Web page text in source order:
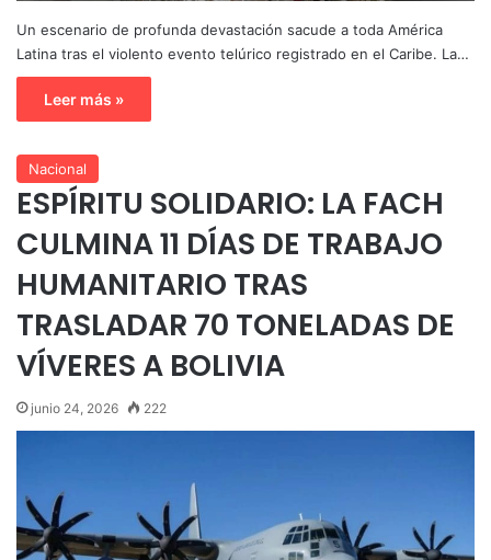
Un escenario de profunda devastación sacude a toda América
Latina tras el violento evento telúrico registrado en el Caribe. La…
Leer más »
Nacional
ESPÍRITU SOLIDARIO: LA FACH
CULMINA 11 DÍAS DE TRABAJO
HUMANITARIO TRAS
TRASLADAR 70 TONELADAS DE
VÍVERES A BOLIVIA
junio 24, 2026 222